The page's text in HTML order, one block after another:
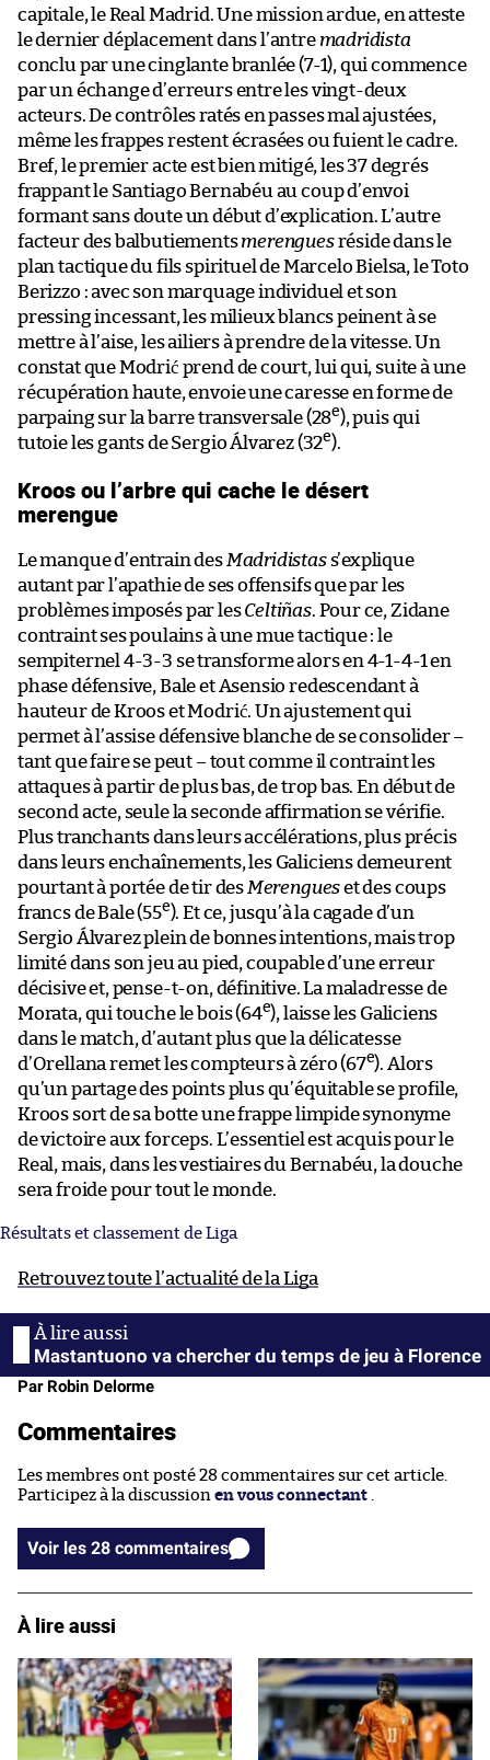
capitale, le Real Madrid. Une mission ardue, en atteste
le dernier déplacement dans l’antre madridista
conclu par une cinglante branlée (7-1), qui commence
par un échange d’erreurs entre les vingt-deux
acteurs. De contrôles ratés en passes mal ajustées,
même les frappes restent écrasées ou fuient le cadre.
Bref, le premier acte est bien mitigé, les 37 degrés
frappant le Santiago Bernabéu au coup d’envoi
formant sans doute un début d’explication. L’autre
facteur des balbutiementsmerenguesréside dans le
plan tactique du fils spirituel de Marcelo Bielsa, le Toto
Berizzo : avec son marquage individuel et son
pressing incessant, les milieux blancs peinent à se
mettre à l’aise, les ailiers à prendre de la vitesse. Un
constat que Modrić prend de court, lui qui, suite à une
récupération haute, envoie une caresse en forme de
parpaing sur la barre transversale (28e), puis qui
tutoie les gants de Sergio Álvarez (32e).
Kroos ou l’arbre qui cache le désert
merengue
Le manque d’entrain des Madridistass’explique
autant par l’apathie de ses offensifs que par les
problèmes imposés par lesCeltiñas. Pour ce, Zidane
contraint ses poulains à une mue tactique : le
sempiternel 4-3-3 se transforme alors en 4-1-4-1 en
phase défensive, Bale et Asensio redescendant à
hauteur de Kroos et Modrić. Un ajustement qui
permet à l’assise défensive blanche de se consolider –
tant que faire se peut – tout comme il contraint les
attaques à partir de plus bas, de trop bas. En début de
second acte, seule la seconde affirmation se vérifie.
Plus tranchants dans leurs accélérations, plus précis
dans leurs enchaînements, les Galiciens demeurent
pourtant à portée de tir des Merengueset des coups
francs de Bale (55e). Et ce, jusqu’à la cagade d’un
Sergio Álvarez plein de bonnes intentions, mais trop
limité dans son jeu au pied, coupable d’une erreur
décisive et, pense-t-on, définitive. La maladresse de
Morata, qui touche le bois (64e), laisse les Galiciens
dans le match, d’autant plus que la délicatesse
d’Orellana remet les compteurs à zéro (67e). Alors
qu’un partage des points plus qu’équitable se profile,
Kroos sort de sa botte une frappe limpide synonyme
de victoire aux forceps. L’essentiel est acquis pour le
Real, mais, dans les vestiaires du Bernabéu, la douche
sera froide pour tout le monde.
Résultats et classement de Liga
Retrouvez toute l’actualité de la Liga
Mastantuono va chercher du temps de jeu à Florence
Par Robin Delorme
Commentaires
Les membres ont posté 28 commentaires sur cet article.
Participez à la discussion en vous connectant
Voir les 28 commentaires
À lire aussi